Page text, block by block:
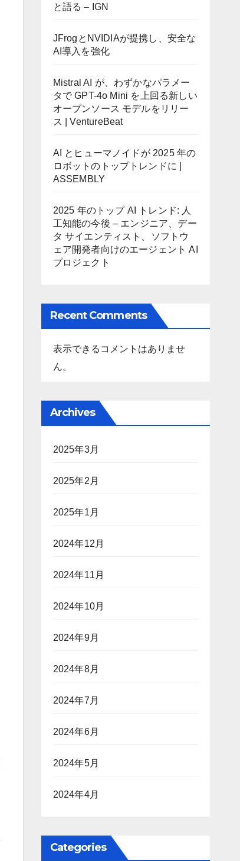
と語る – IGN
JFrogとNVIDIAが提携し、安全な
AI導入を強化
Mistral AI が、わずかなパラメー
タで GPT-4o Mini を上回る新しい
オープンソース モデルをリリー
ス | VentureBeat
AI とヒューマノイドが 2025 年の
ロボットのトップトレンドに |
ASSEMBLY
2025 年のトップ AI トレンド: 人
工知能の今後 – エンジニア、デー
タ サイエンティスト、ソフトウ
ェア開発者向けのエージェント AI
プロジェクト
Recent Comments
表示できるコメントはありませ
ん。
Archives
2025年3月
2025年2月
2025年1月
2024年12月
2024年11月
2024年10月
2024年9月
2024年8月
2024年7月
2024年6月
2024年5月
2024年4月
Categories